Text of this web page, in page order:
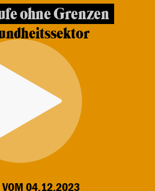
ohne Grenzen
VOM 04.12.2023